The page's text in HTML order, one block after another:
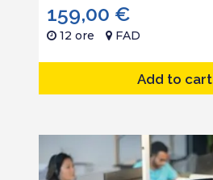
159,00 €
12 ore FAD
Add to cart